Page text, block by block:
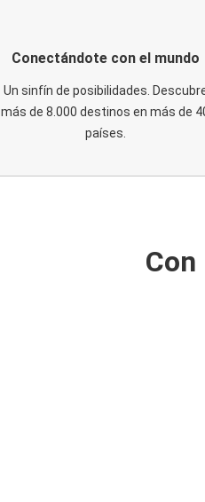
Conectándote con el mundo
Un sinfín de posibilidades.
más de 8.000 destinos en más de
países.